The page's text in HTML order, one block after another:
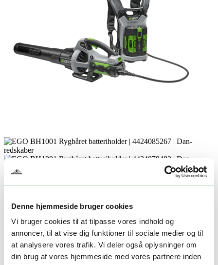
Denne hjemmeside bruger cookies
Vi bruger cookies til at tilpasse vores indhold og
annoncer, til at vise dig funktioner til sociale medier og til
at analysere vores trafik. Vi deler også oplysninger om
din brug af vores hjemmeside med vores partnere inden